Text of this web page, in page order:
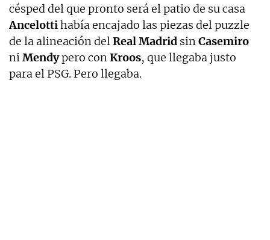
césped del que pronto será el patio de su casa
Ancelottihabía encajado las piezas del puzzle
de la alineación delReal Madrid sinCasemiro
niMendypero conKroos, que llegaba justo
para el PSG. Pero llegaba.